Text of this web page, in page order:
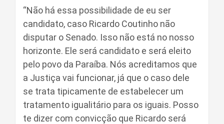
“Não há essa possibilidade de eu ser
candidato, caso Ricardo Coutinho não
disputar o Senado. Isso não está no nosso
horizonte. Ele será candidato e será eleito
pelo povo da Paraíba. Nós acreditamos que
a Justiça vai funcionar, já que o caso dele
se trata tipicamente de estabelecer um
tratamento igualitário para os iguais. Posso
te dizer com convicção que Ricardo será